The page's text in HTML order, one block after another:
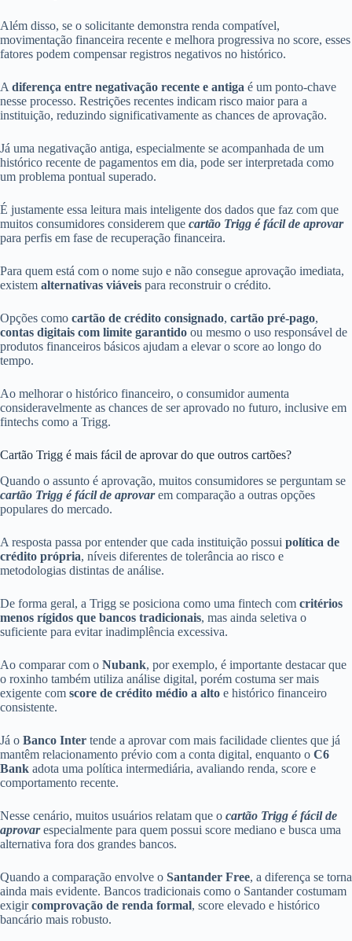
Além disso, se o solicitante demonstra renda compatível,
movimentação financeira recente e melhora progressiva no score, esses
fatores podem compensar registros negativos no histórico.
A diferença entre negativação recente e antiga é um ponto-chave
nesse processo. Restrições recentes indicam risco maior para a
instituição, reduzindo significativamente as chances de aprovação.
Já uma negativação antiga, especialmente se acompanhada de um
histórico recente de pagamentos em dia, pode ser interpretada como
um problema pontual superado.
É justamente essa leitura mais inteligente dos dados que faz com que
muitos consumidores considerem que cartão Trigg é fácil de aprovar
para perfis em fase de recuperação financeira.
Para quem está com o nome sujo e não consegue aprovação imediata,
existem alternativas viáveis para reconstruir o crédito.
Opções como cartão de crédito consignado, cartão pré-pago,
contas digitais com limite garantido ou mesmo o uso responsável de
produtos financeiros básicos ajudam a elevar o score ao longo do
tempo.
Ao melhorar o histórico financeiro, o consumidor aumenta
consideravelmente as chances de ser aprovado no futuro, inclusive em
fintechs como a Trigg.
Cartão Trigg é mais fácil de aprovar do que outros cartões?
Quando o assunto é aprovação, muitos consumidores se perguntam se
cartão Trigg é fácil de aprovarem comparação a outras opções
populares do mercado.
A resposta passa por entender que cada instituição possui política de
crédito própria, níveis diferentes de tolerância ao risco e
metodologias distintas de análise.
De forma geral, a Trigg se posiciona como uma fintech com critérios
menos rígidos que bancos tradicionais, mas ainda seletiva o
suficiente para evitar inadimplência excessiva.
Ao comparar com o Nubank, por exemplo, é importante destacar que
o roxinho também utiliza análise digital, porém costuma ser mais
exigente com score de crédito médio a alto e histórico financeiro
consistente.
Já o Banco Inter tende a aprovar com mais facilidade clientes que já
mantêm relacionamento prévio com a conta digital, enquanto o C6
Bank adota uma política intermediária, avaliando renda, score e
comportamento recente.
Nesse cenário, muitos usuários relatam que o cartão Trigg é fácil de
aprovarespecialmente para quem possui score mediano e busca uma
alternativa fora dos grandes bancos.
Quando a comparação envolve o Santander Free, a diferença se torna
ainda mais evidente. Bancos tradicionais como o Santander costumam
exigircomprovação de renda formal, score elevado e histórico
bancário mais robusto.